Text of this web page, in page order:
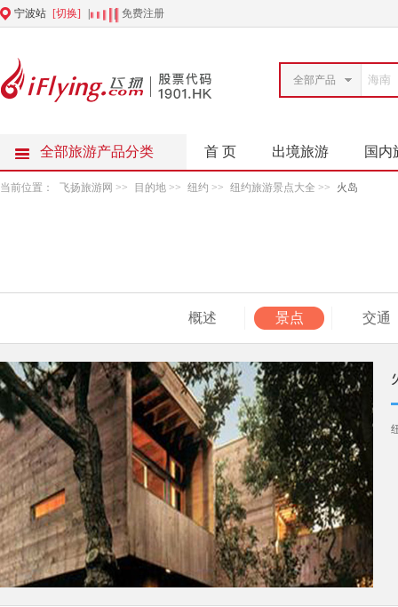
宁波站 [切换] | 免费注册
全部产品
全部旅游产品分类 首 页 出境旅游 国内
当前位置： 飞扬旅游网 >> 目的地 >> 纽约 >> 纽约旅游景点大全 >> 火岛
概述 景点 交通